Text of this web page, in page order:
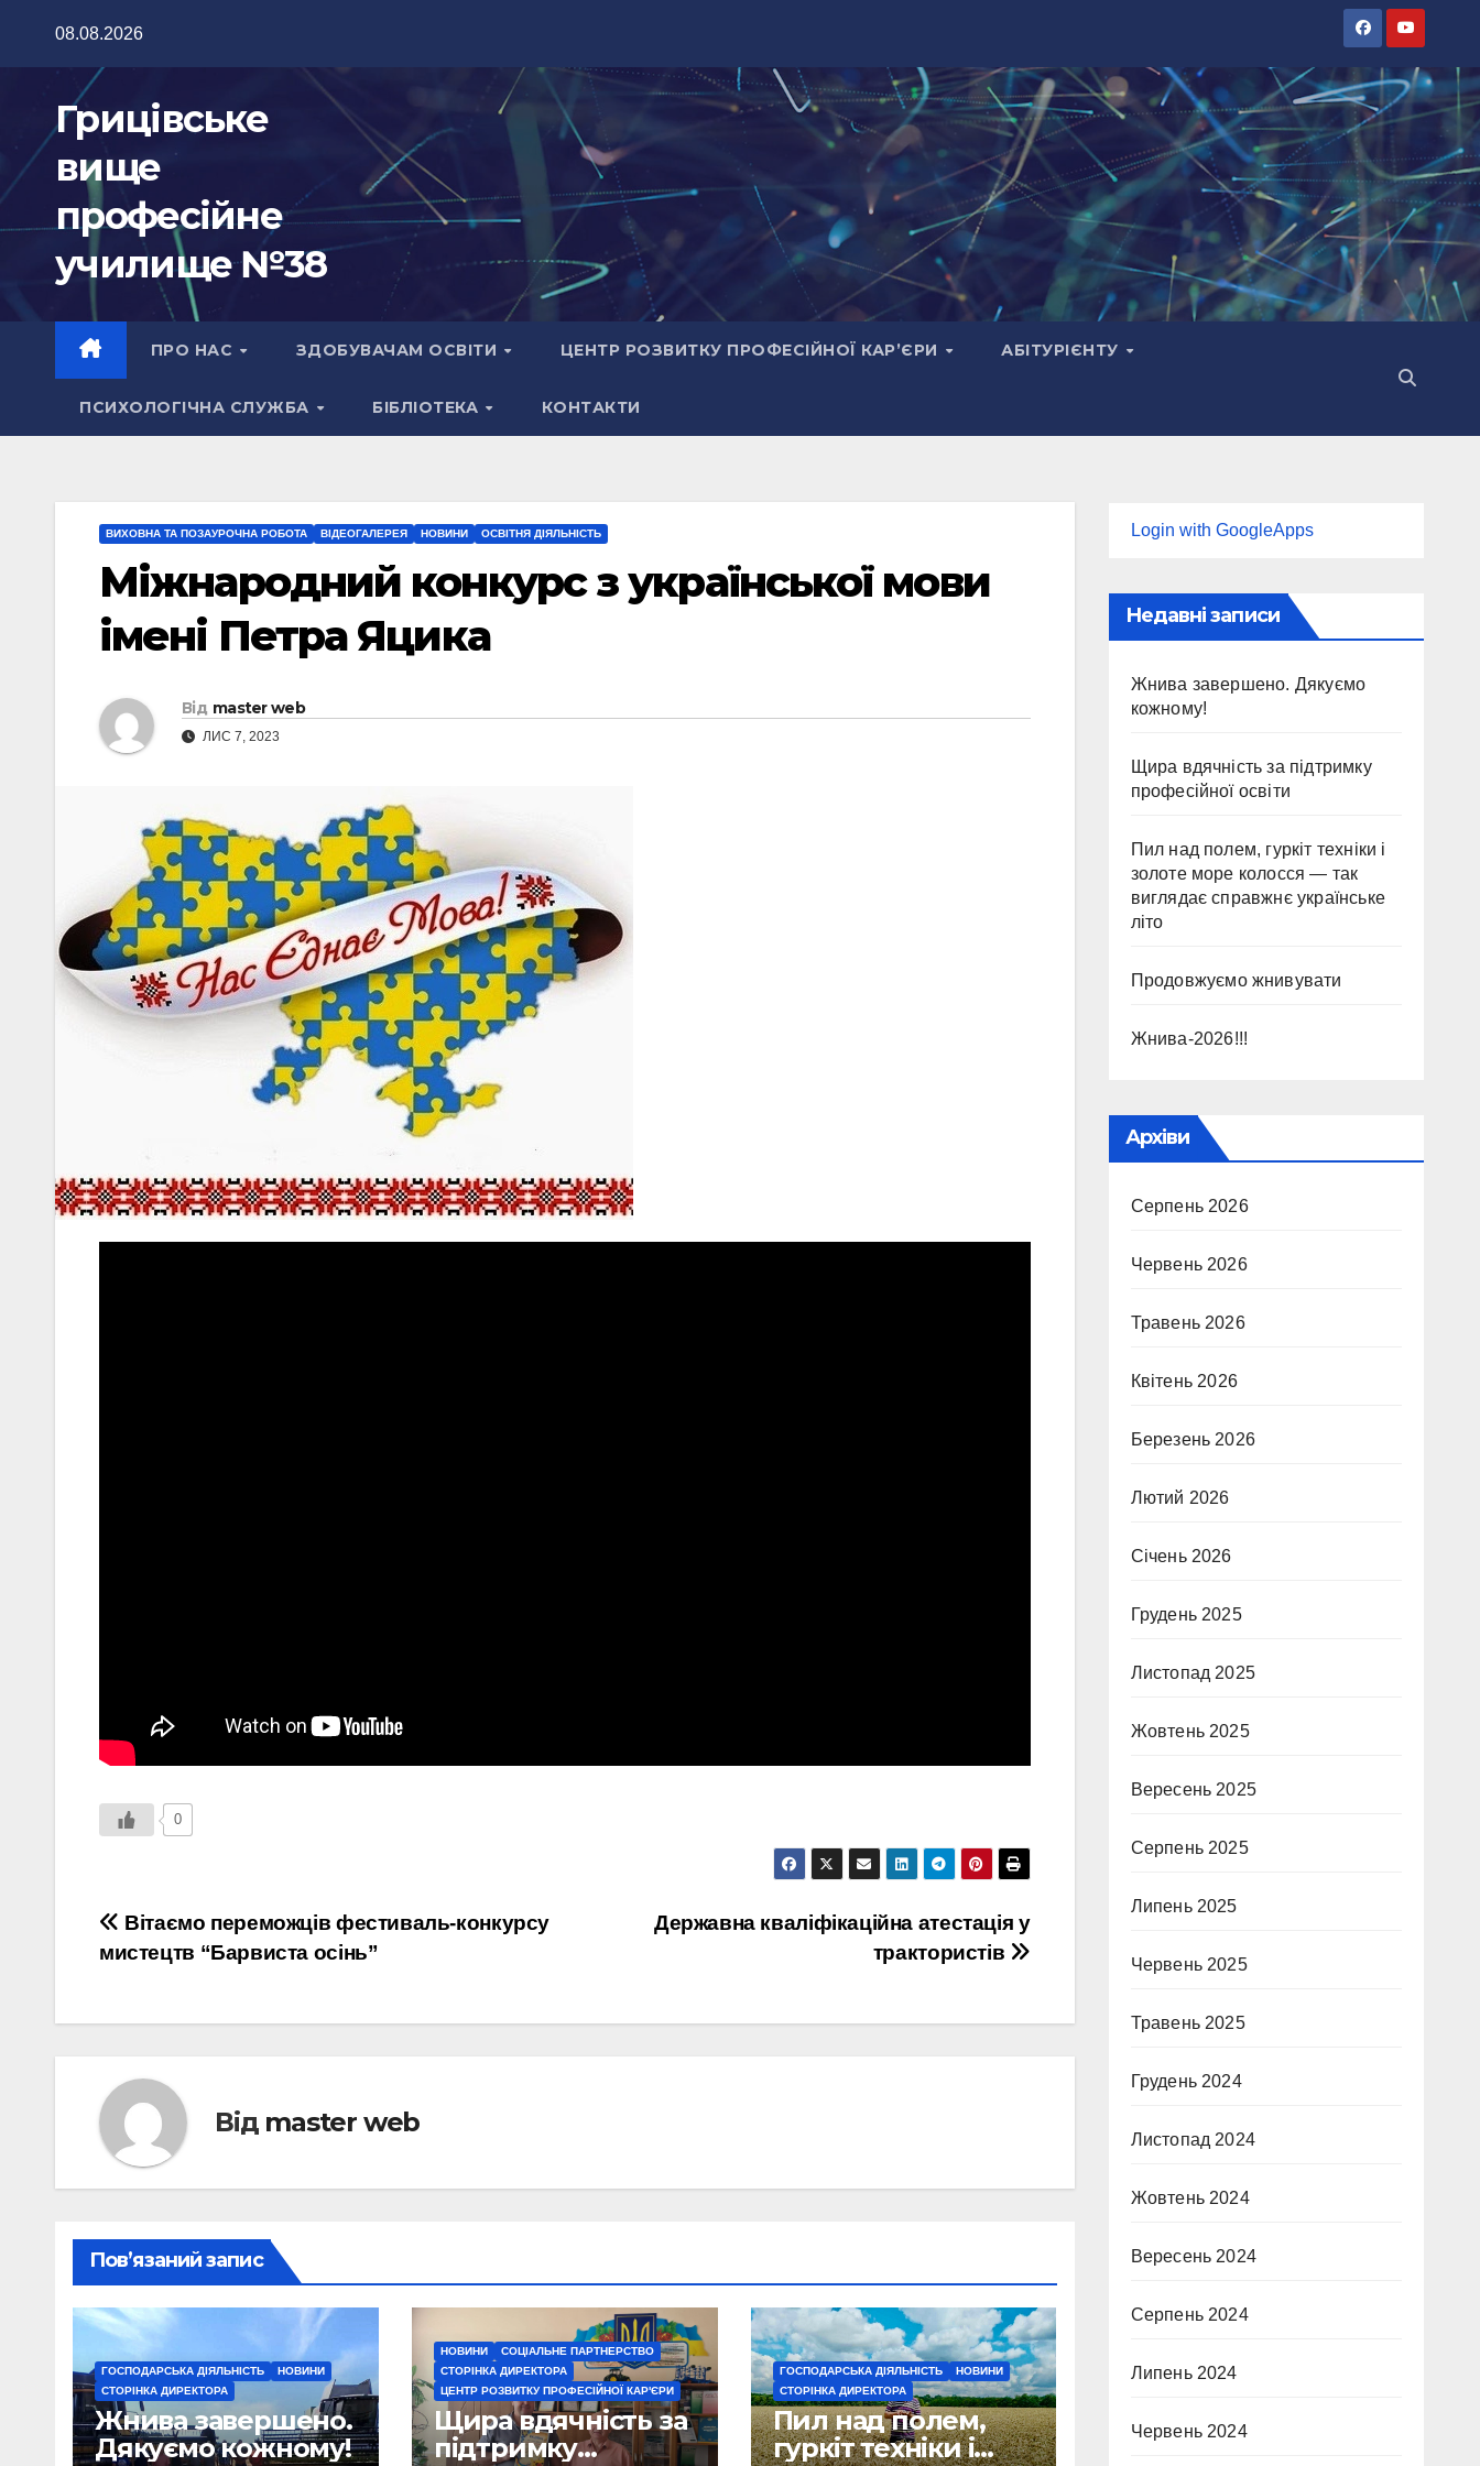
08.08.2026
Грицівське
вище
професійне
училище №38
ПРО НАС ЗДОБУВАЧАМ ОСВІТИ ЦЕНТР РОЗВИТКУ ПРОФЕСІЙНОЇ КАР’ЄРИ АБІТУРІЄНТУ
ПСИХОЛОГІЧНА СЛУЖБА БІБЛІОТЕКА КОНТАКТИ
ВИХОВНА ТА ПОЗАУРОЧНА РОБОТА ВІДЕОГАЛЕРЕЯ НОВИНИ ОСВІТНЯ ДІЯЛЬНІСТЬ
Міжнародний конкурс з української мови
імені Петра Яцика
Від master web
ЛИС 7, 2023
0
Навігація
записів
Державна кваліфікаційна атестація у
трактористів
Вітаємо переможців фестиваль-конкурсу
мистецтв “Барвиста осінь”
Від master web
Пов’язаний запис
ГОСПОДАРСЬКА ДІЯЛЬНІСТЬ
НОВИНИ
СТОРІНКА ДИРЕКТОРА
Жнива завершено.
Дякуємо кожному!
НОВИНИ
СОЦІАЛЬНЕ ПАРТНЕРСТВО
СТОРІНКА ДИРЕКТОРА
ЦЕНТР РОЗВИТКУ ПРОФЕСІЙНОЇ КАР'ЄРИ
Щира вдячність за
підтримку
ГОСПОДАРСЬКА ДІЯЛЬНІСТЬ
НОВИНИ
СТОРІНКА ДИРЕКТОРА
Пил над полем,
гуркіт техніки і
Login with GoogleApps
Недавні записи
Жнива завершено. Дякуємо
кожному!
Щира вдячність за підтримку
професійної освіти
Пил над полем, гуркіт техніки і
золоте море колосся — так
виглядає справжнє українське
літо
Продовжуємо жнивувати
Жнива-2026!!!
Архіви
Серпень 2026
Червень 2026
Травень 2026
Квітень 2026
Березень 2026
Лютий 2026
Січень 2026
Грудень 2025
Листопад 2025
Жовтень 2025
Вересень 2025
Серпень 2025
Липень 2025
Червень 2025
Травень 2025
Грудень 2024
Листопад 2024
Жовтень 2024
Вересень 2024
Серпень 2024
Липень 2024
Червень 2024